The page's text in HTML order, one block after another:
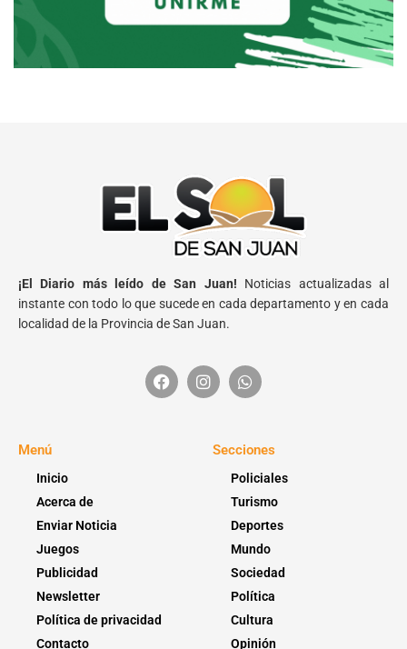
¡El Diario más leído de San Juan! Noticias actualizadas al
instante con todo lo que sucede en cada departamento y en cada
localidad de la Provincia de San Juan.
Menú
Inicio
Acerca de
Enviar Noticia
Juegos
Publicidad
Newsletter
Política de privacidad
Contacto
Secciones
Policiales
Turismo
Deportes
Mundo
Sociedad
Política
Cultura
Opinión